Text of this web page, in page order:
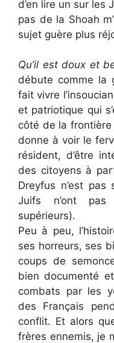
d’en lire un sur les
pas de la Shoah
sujet guère plus
Qu’il est doux et
débute comme la
fait vivre
et patriotique qui
côté de la frontière
donne à voir le
résident, d’être
des citoyens à
Dreyfus n’est
Juifs n’ont
supérieurs).
Peu à peu,
ses horreurs, ses
coups de
bien documenté
combats par les
des Français
conflit. Et alors
frères ennemis, je